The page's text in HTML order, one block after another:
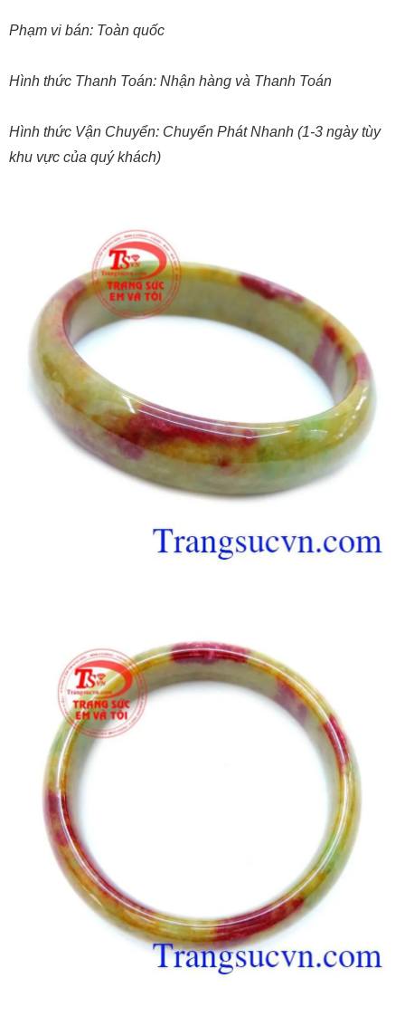
Phạm vi bán: Toàn quốc
Hình thức Thanh Toán: Nhận hàng và Thanh Toán
Hình thức Vận Chuyển: Chuyển Phát Nhanh (1-3 ngày tùy
khu vực của quý khách)